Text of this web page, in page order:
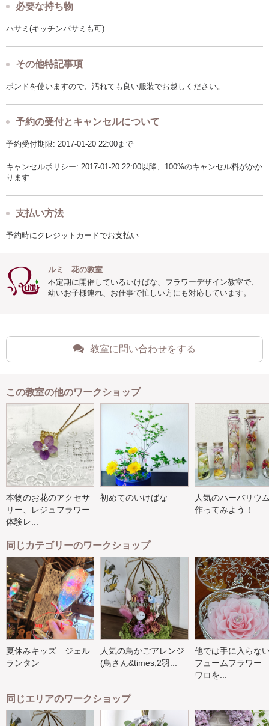
必要な持ち物
ハサミ(キッチンバサミも可)
その他特記事項
ボンドを使いますので、汚れても良い服装でお越しください。
予約の受付とキャンセルについて
予約受付期限: 2017-01-20 22:00まで
キャンセルポリシー: 2017-01-20 22:00以降、100%のキャンセル料がかか
ります
支払い方法
予約時にクレジットカードでお支払い
ルミ 花の教室
不定期に開催しているいけばな、フラワーデザイン教室で、
幼いお子様連れ、お仕事で忙しい方にも対応しています。
教室に問い合わせをする
この教室の他のワークショップ
本物のお花のアクセサ
リー、レジュフラワー
体験レ...
初めてのいけばな
人気のハーバリウ
作ってみよう！
同じカテゴリーのワークショップ
夏休みキッズ ジェル
ランタン
人気の鳥かごアレンジ
(鳥さん&times;2羽...
他では手に入らな
フュームフラワー
ワロを...
同じエリアのワークショップ